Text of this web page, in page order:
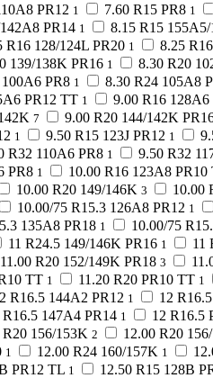
PR12 1 7.60 R15 PR8 1
PR14 1 8.15 R15
R16 128/124L PR20 1 8.25
139/138K PR16 1 8.30 R20
PR8 1 8.30 R24 105A8
PR12 TT 1 9.00 R16 128A6
7 9.00 R20 144/142K
1 9.50 R15 123J PR12 1
R32 110A6 PR8 1 9.50 R32
PR8 1 10.00 R16 123A8 PR10
10.00 R20 149/146K 3 10.00
10.00/75 R15.3 126A8 PR12 1
135A8 PR18 1 10.00/75
11 R24.5 149/146K PR16 1 11
11.00 R20 152/149K PR18 3
TT 1 11.20 R20 PR10 TT 1
R16.5 144A2 PR12 1 12
R16.5 147A4 PR14 1 12 R16.5
R20 156/153K 2 12.00 R20
1 12.00 R24 160/157K 1
PR12 TL 1 12.50 R15 128B